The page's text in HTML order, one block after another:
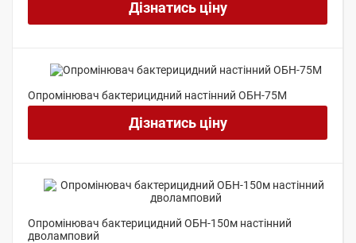
Дізнатись ціну
Опромінювач бактерицидний настінний ОБН-75М
Дізнатись ціну
Опромінювач бактерицидний ОБН-150м настінний
дволамповий